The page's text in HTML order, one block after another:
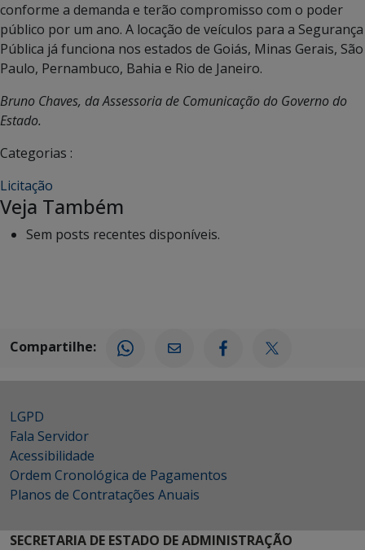
conforme a demanda e terão compromisso com o poder
público por um ano. A locação de veículos para a Segurança
Pública já funciona nos estados de Goiás, Minas Gerais, São
Paulo, Pernambuco, Bahia e Rio de Janeiro.
Bruno Chaves, da Assessoria de Comunicação do Governo do
Estado.
Categorias :
Licitação
Veja Também
Sem posts recentes disponíveis.
Compartilhe:
LGPD
Fala Servidor
Acessibilidade
Ordem Cronológica de Pagamentos
Planos de Contratações Anuais
SECRETARIA DE ESTADO DE ADMINISTRAÇÃO